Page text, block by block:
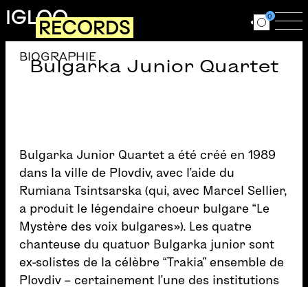
Aller au contenu principal
IGLOORECORDS Ouvrir le
0
Bulgarka Junior Quartet
BIOGRAPHIE
Bulgarka Junior Quartet a été créé en 1989
dans la ville de Plovdiv, avec l’aide du
Rumiana Tsintsarska (qui, avec Marcel Sellier,
a produit le légendaire choeur bulgare “Le
Mystère des voix bulgares»). Les quatre
chanteuse du quatuor Bulgarka junior sont
ex-solistes de la célèbre “Trakia” ensemble de
Plovdiv – certainement l’une des institutions